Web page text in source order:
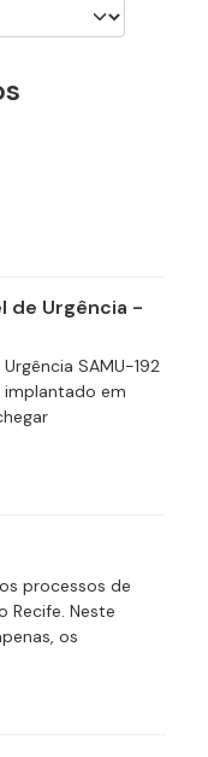
de Urgência -
SAMU-192
implantado em
processos de
Recife. Neste
os